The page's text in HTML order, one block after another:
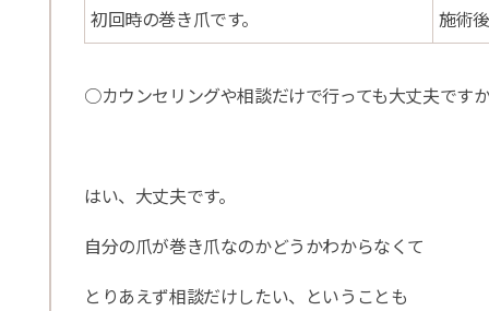
初回時の巻き爪です。 施術
○カウンセリングや相談だけで行っても大丈夫です
はい、大丈夫です。
自分の爪が巻き爪なのかどうかわからなくて
とりあえず相談だけしたい、ということも